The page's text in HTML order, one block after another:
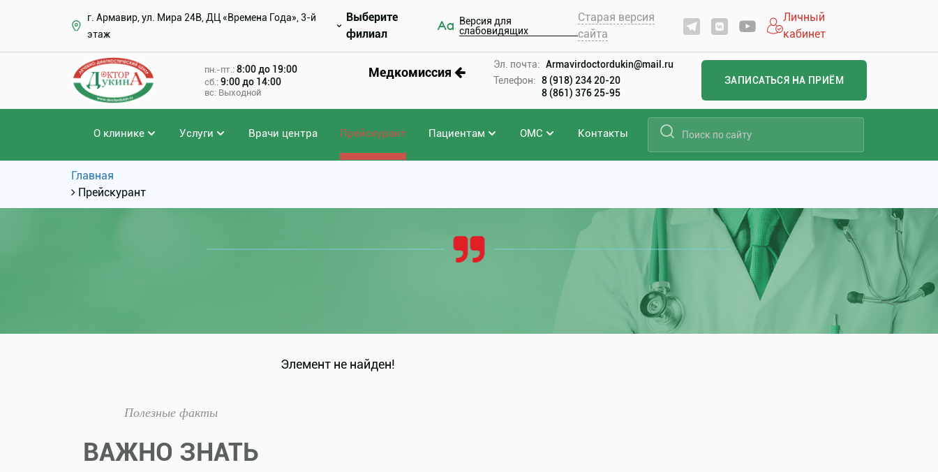
г. Армавир, ул. Мира 24В, ДЦ «Времена Года», 3-й
этаж
Выберите
филиал
Версия для
слабовидящих
Старая версия
сайта
Личный
кабинет
пн.-пт.:8:00 до 19:00
сб.:9:00 до 14:00
вс: Выходной
Медкомиссия
Эл. почта: Armavirdoctordukin@mail.ru
Телефон: 8 (918) 234 20-20
8 (861) 376 25-95
ЗАПИСАТЬСЯ НА ПРИЁМ
О клинике Услуги Врачи центра Прейскурант Пациентам ОМС Контакты
Главная
Прейскурант
Элемент не найден!
Полезные факты
ВАЖНО ЗНАТЬ